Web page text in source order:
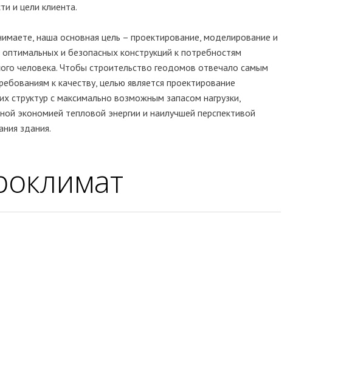
и цели клиента.
наша основная цель – проектирование, моделирование и
и безопасных конструкций к потребностям
человека. Чтобы строительство геодомов отвечало самым
к качеству, целью является проектирование
структур с максимально возможным запасом нагрузки,
экономией тепловой энергии и наилучшей перспективой
здания.